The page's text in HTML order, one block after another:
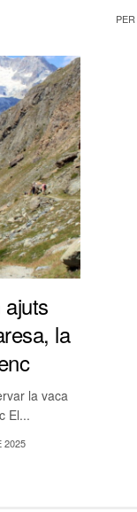
PER
la
la vaca
El...
2025